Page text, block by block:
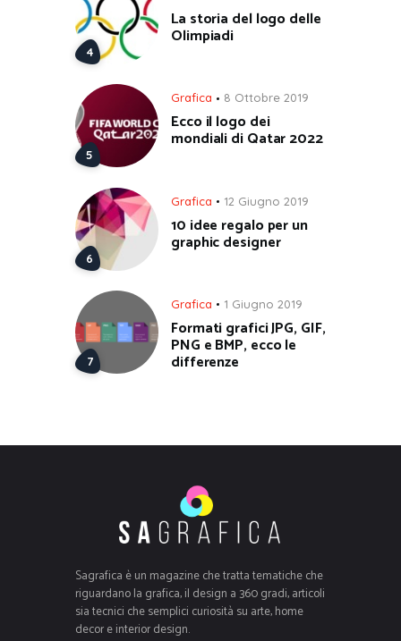
La storia del logo delle
Olimpiadi
Grafica 8 Ottobre 2019
Ecco il logo dei
mondiali di Qatar 2022
Grafica 12 Giugno 2019
10 idee regalo per un
graphic designer
Grafica 1 Giugno 2019
Formati grafici JPG, GIF,
PNG e BMP, ecco le
differenze
Sagrafica è un magazine che tratta tematiche che
riguardano la grafica, il design a 360 gradi, articoli
sia tecnici che semplici curiosità su arte, home
decor e interior design.